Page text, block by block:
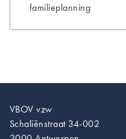
familieplanning
VBOV vzw
Schaliënstraat 34-002